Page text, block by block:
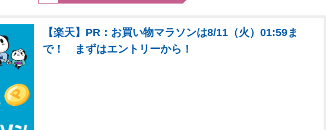
【楽天】PR：お買い物マラソンは8/11（火）01:59ま
で！ まずはエントリーから！